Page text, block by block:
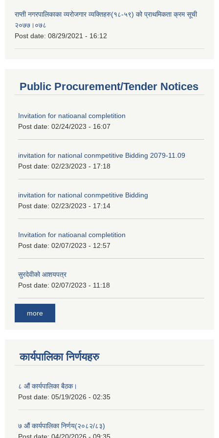
राप्ती नगरपालिकाका व्यरोजगार व्यक्तिहरु(१८-५९) को प्राथमिकता क्रम सूची
२०७७।०७८
Post date: 08/29/2021 - 16:12
Public Procurement/Tender Notices
Invitation for natioanal completition
Post date: 02/24/2023 - 16:07
invitation for national conmpetitive Bidding 2079-11.09
Post date: 02/23/2023 - 17:18
invitation for national conmpetitive Bidding
Post date: 02/23/2023 - 17:14
Invitation for natioanal completition
Post date: 02/07/2023 - 12:57
सुरदेवीको आशयपत्र
Post date: 02/07/2023 - 11:18
more
कार्यपालिका निर्णयहरु
८ औं कार्यपालिका बैठक।
Post date: 05/19/2026 - 02:35
७ औं कार्यपालिका निर्णय(२०८२/८३)